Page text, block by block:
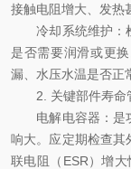
接触电阻增大、发热
冷却系统维护：检
是否需要润滑或更
漏、水压水温是否正
2. 关键部件寿命
电解电容器：是功
响大。应定期检查其
联电阻（ESR）增